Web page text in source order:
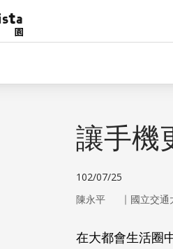
讓手機
102/07/25
陳永平 ｜ 國立交
在大都會生活圈